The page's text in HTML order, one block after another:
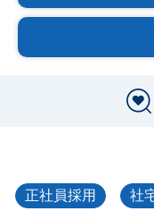
正社員採用 社